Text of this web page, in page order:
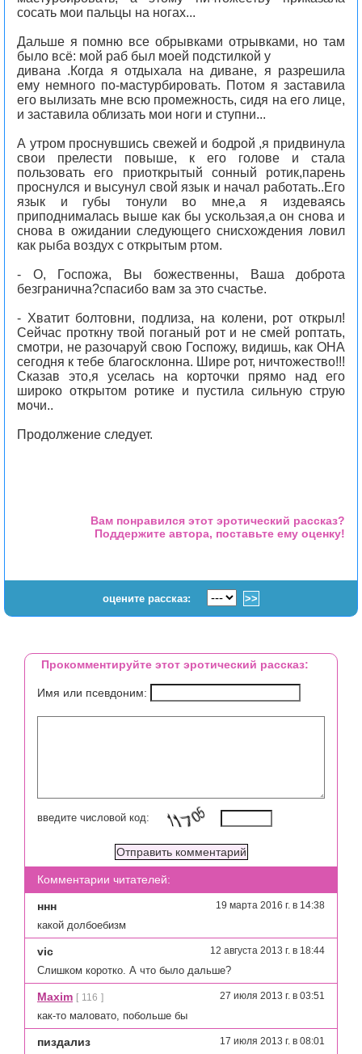
сосать мои пальцы на ногах...
Дальше я помню все обрывками отрывками, но там
было всё: мой раб был моей подстилкой у
дивана .Когда я отдыхала на диване, я разрешила
ему немного по-мастурбировать. Потом я заставила
его вылизать мне всю промежность, сидя на его лице,
и заставила облизать мои ноги и ступни...
А утром проснувшись свежей и бодрой ,я придвинула
свои прелести повыше, к его голове и стала
пользовать его приоткрытый сонный ротик,парень
проснулся и высунул свой язык и начал работать..Его
язык и губы тонули во мне,а я издеваясь
приподнималась выше как бы ускользая,а он снова и
снова в ожидании следующего снисхождения ловил
как рыба воздух с открытым ртом.
- О, Госпожа, Вы божественны, Ваша доброта
безгранична?спасибо вам за это счастье.
- Хватит болтовни, подлиза, на колени, рот открыл!
Сейчас проткну твой поганый рот и не смей роптать,
смотри, не разочаруй свою Госпожу, видишь, как ОНА
сегодня к тебе благосклонна. Шире рот, ничтожество!!!
Сказав это,я уселась на корточки прямо над его
широко открытом ротике и пустила сильную струю
мочи..
Продолжение следует.
Вам понравился этот эротический рассказ?
Поддержите автора, поставьте ему оценку!
оцените рассказ:
Прокомментируйте этот эротический рассказ:
Имя или псевдоним:
введите числовой код:
Комментарии читателей:
ннн 19 марта 2016 г. в 14:38
какой долбоебизм
vic 12 августа 2013 г. в 18:44
Слишком коротко. А что было дальше?
Maxim [ 116 ] 27 июля 2013 г. в 03:51
как-то маловато, побольше бы
пиздализ 17 июля 2013 г. в 08:01